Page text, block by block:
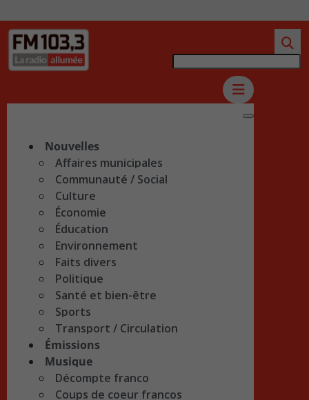
Nouvelles
Affaires municipales
Communauté / Social
Culture
Économie
Éducation
Environnement
Faits divers
Politique
Santé et bien-être
Sports
Transport / Circulation
Émissions
Musique
Décompte franco
Coups de coeur francos